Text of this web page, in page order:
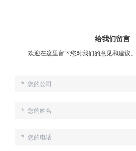
给我们留言
欢迎在这里留下您对我们的意见和建议